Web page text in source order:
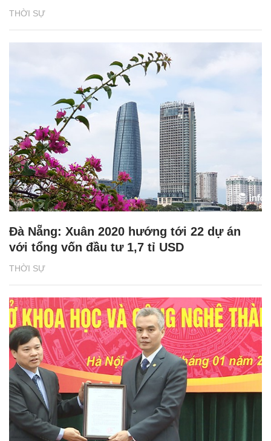
THỜI SỰ
THỜI SỰ
Đà Nẵng: Xuân 2020 hướng tới 22 dự án
với tổng vốn đầu tư 1,7 tỉ USD